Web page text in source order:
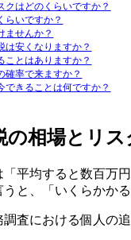
クはどのくらいですか？
らいですか？
ませんか？
は安くなりますか？
ことはありますか？
確率で来ますか？
できることは何ですか？
の相場とリ
平均すると数百万
と、「いくらかか
査における個人の